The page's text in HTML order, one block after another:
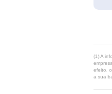
(1) A
efeito,
a sua